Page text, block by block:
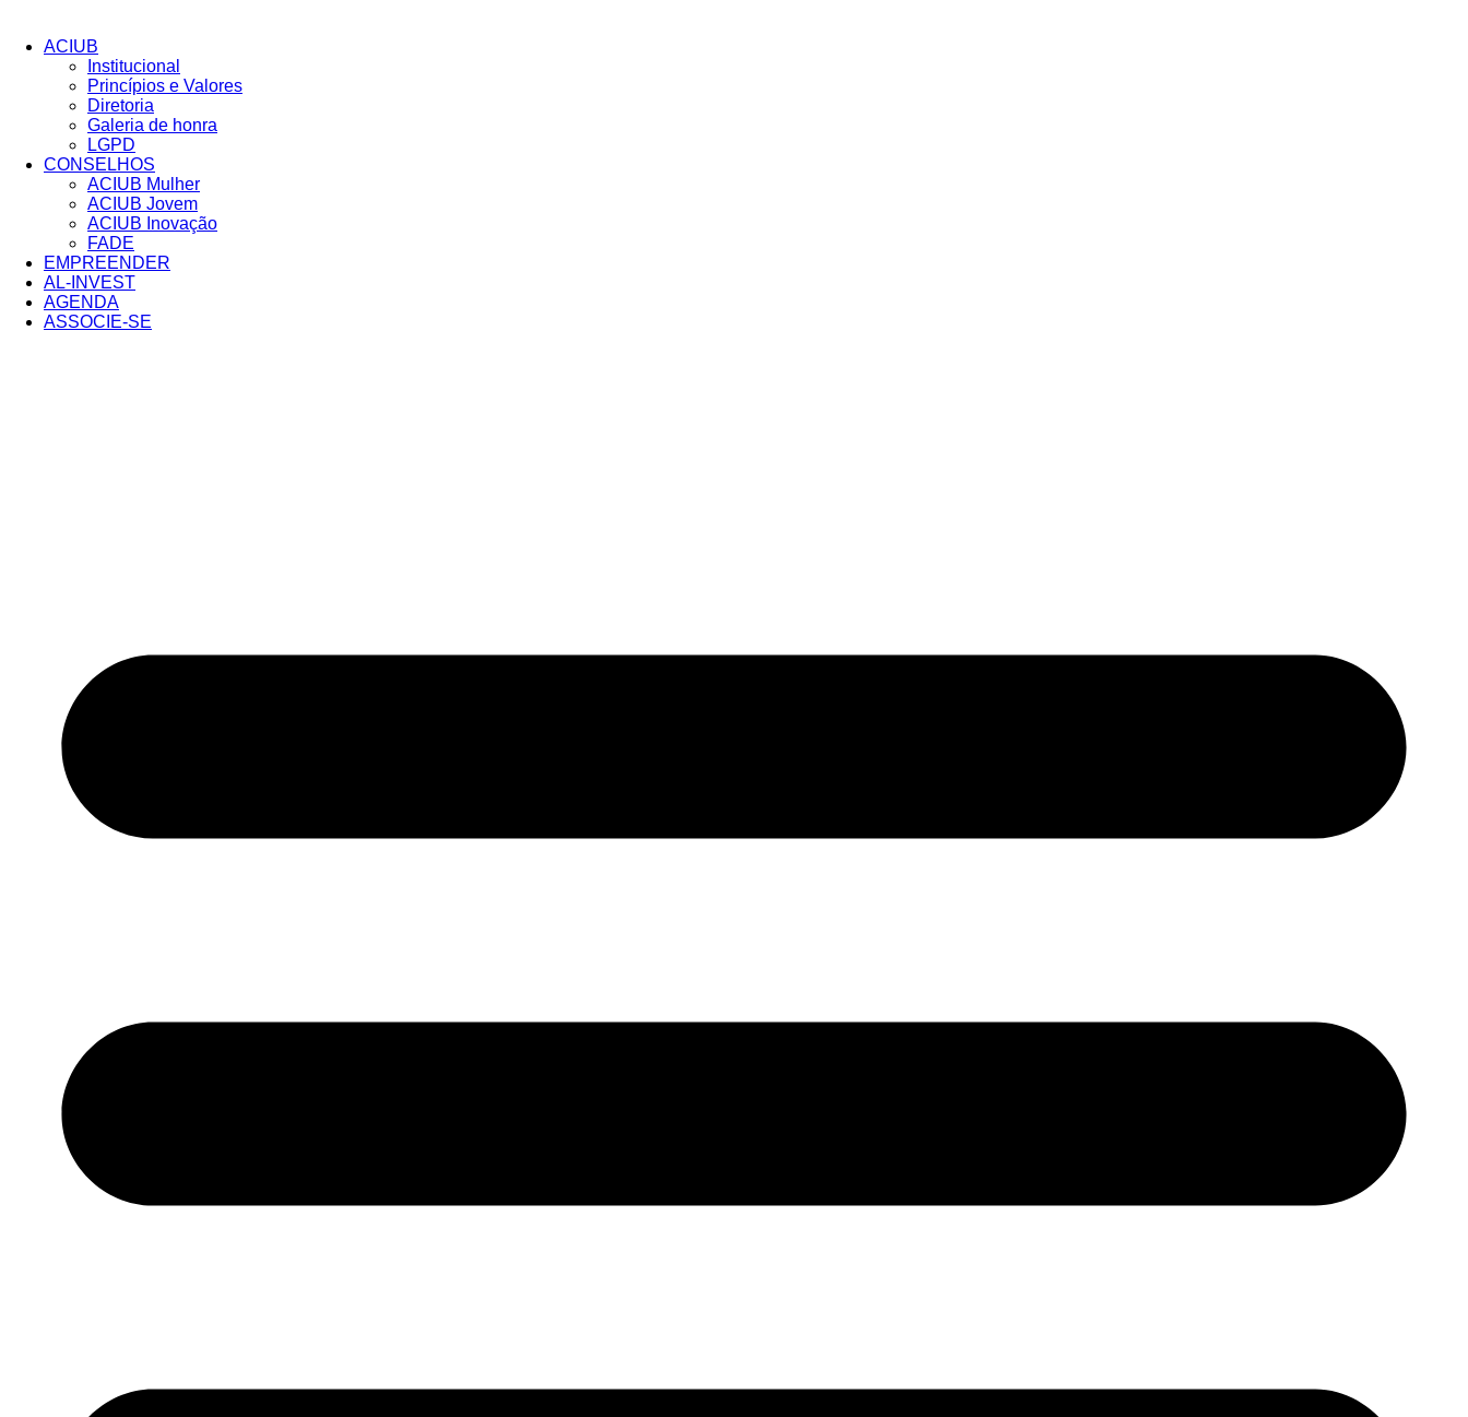
conteúdo
ACIUB
Institucional
Princípios e Valores​
Diretoria
Galeria de honra
LGPD
CONSELHOS
ACIUB Mulher
ACIUB Jovem
ACIUB Inovação
FADE
EMPREENDER
AL-INVEST
AGENDA
ASSOCIE-SE